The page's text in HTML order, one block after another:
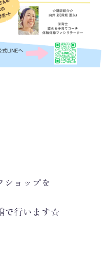
ショップを
で行います☆